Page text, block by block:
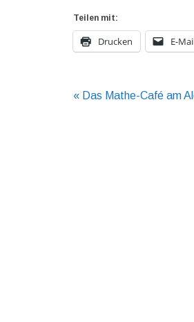
Teilen mit:
Drucken E-
« Das Mathe-Café am